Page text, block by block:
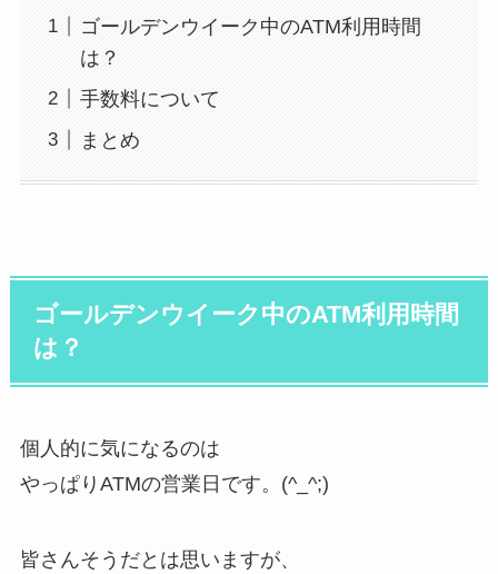
ゴールデンウイーク中のATM利用時間
は？
手数料について
まとめ
ゴールデンウイーク中のATM利用時間
は？
個人的に気になるのは
やっぱりATMの営業日です。(^_^;)
皆さんそうだとは思いますが、